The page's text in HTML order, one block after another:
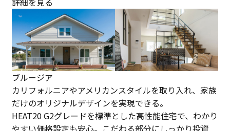
ブルージア
カリフォルニアやアメリカンスタイルを取り入れ、家族
だけのオリジナルデザインを実現できる。
HEAT20 G2グレードを標準とした高性能住宅で、わかり
やすい価格設定も安心。こだわる部分にしっかり投資